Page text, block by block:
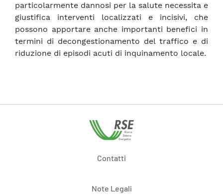
particolarmente dannosi per la salute necessita e
giustifica interventi localizzati e incisivi, che
possono apportare anche importanti benefici in
termini di decongestionamento del traffico e di
riduzione di episodi acuti di inquinamento locale.
Contatti
Note Legali